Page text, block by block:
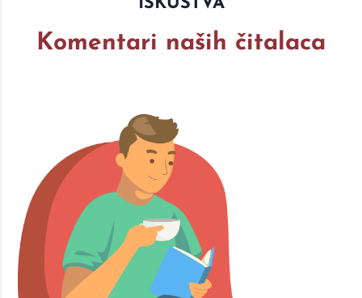
ISKUSTVA
Komentari naših čitalaca